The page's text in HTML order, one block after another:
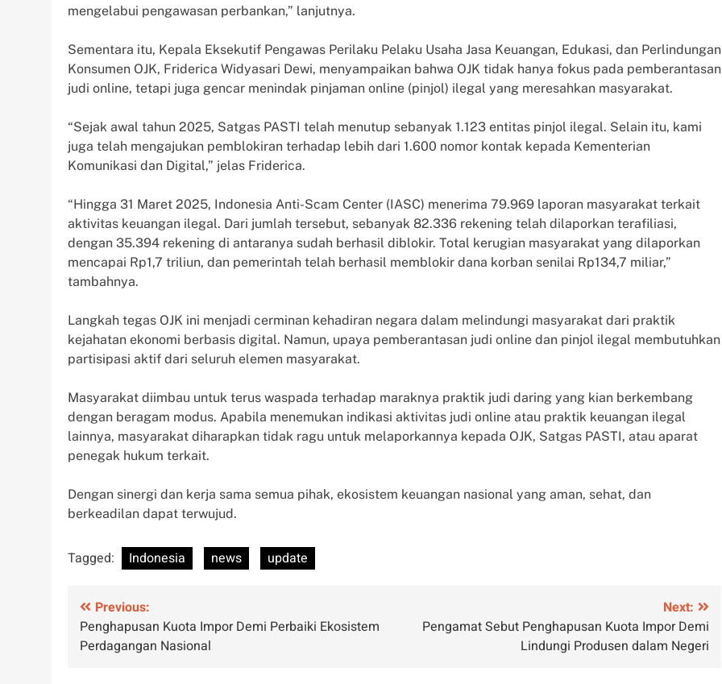
mengelabui pengawasan perbankan,” lanjutnya.
Sementara itu, Kepala Eksekutif Pengawas Perilaku Pelaku Usaha Jasa Keuangan, Edukasi, dan Perlindungan
Konsumen OJK, Friderica Widyasari Dewi, menyampaikan bahwa OJK tidak hanya fokus pada pemberantasan
judi online, tetapi juga gencar menindak pinjaman online (pinjol) ilegal yang meresahkan masyarakat.
“Sejak awal tahun 2025, Satgas PASTI telah menutup sebanyak 1.123 entitas pinjol ilegal. Selain itu, kami
juga telah mengajukan pemblokiran terhadap lebih dari 1.600 nomor kontak kepada Kementerian
Komunikasi dan Digital,” jelas Friderica.
“Hingga 31 Maret 2025, Indonesia Anti-Scam Center (IASC) menerima 79.969 laporan masyarakat terkait
aktivitas keuangan ilegal. Dari jumlah tersebut, sebanyak 82.336 rekening telah dilaporkan terafiliasi,
dengan 35.394 rekening di antaranya sudah berhasil diblokir. Total kerugian masyarakat yang dilaporkan
mencapai Rp1,7 triliun, dan pemerintah telah berhasil memblokir dana korban senilai Rp134,7 miliar,”
tambahnya.
Langkah tegas OJK ini menjadi cerminan kehadiran negara dalam melindungi masyarakat dari praktik
kejahatan ekonomi berbasis digital. Namun, upaya pemberantasan judi online dan pinjol ilegal membutuhkan
partisipasi aktif dari seluruh elemen masyarakat.
Masyarakat diimbau untuk terus waspada terhadap maraknya praktik judi daring yang kian berkembang
dengan beragam modus. Apabila menemukan indikasi aktivitas judi online atau praktik keuangan ilegal
lainnya, masyarakat diharapkan tidak ragu untuk melaporkannya kepada OJK, Satgas PASTI, atau aparat
penegak hukum terkait.
Dengan sinergi dan kerja sama semua pihak, ekosistem keuangan nasional yang aman, sehat, dan
berkeadilan dapat terwujud.
Tagged: Indonesia news update
Post
navigation
Previous:
Penghapusan Kuota Impor Demi Perbaiki Ekosistem
Perdagangan Nasional
Next:
Pengamat Sebut Penghapusan Kuota Impor Demi
Lindungi Produsen dalam Negeri